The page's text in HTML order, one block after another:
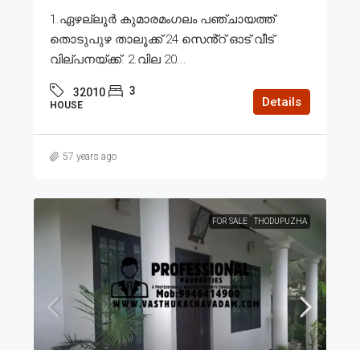
1.ഏഴല്ലൂർ കുമാരമംഗലം പഞ്ചായത്ത്
തൊടുപുഴ താലൂക്ക് 24 സെൻ്റ് ഓട് വീട്
വില്പനയ്ക്ക്. 2.വില 20...
32010 3
HOUSE Details
57 years ago
FOR SALE THODUPUZHA